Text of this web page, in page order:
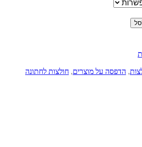
"יופסקו הנישואים בבני אדם"
, הדפסה על מוצרים, חולצות לחתונה